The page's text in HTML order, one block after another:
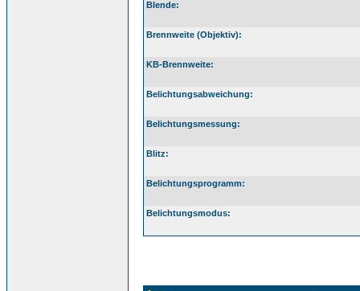
Blende:
Brennweite (Objektiv):
KB-Brennweite:
Belichtungsabweichung:
Belichtungsmessung:
Blitz:
Belichtungsprogramm:
Belichtungsmodus: